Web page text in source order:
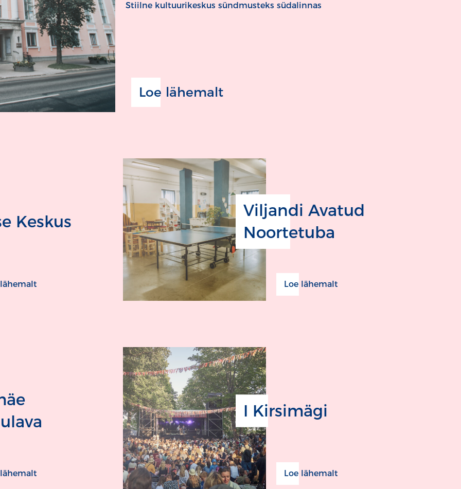
Stiilne kultuurikeskus sündmusteks südalinnas
Loe lähemalt
Keskus
Viljandi Avatud
Noortetuba
Loe lähemalt
I Kirsimägi
Loe lähemalt